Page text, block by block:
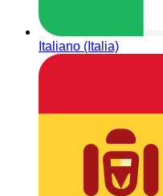
Italiano (Italia)